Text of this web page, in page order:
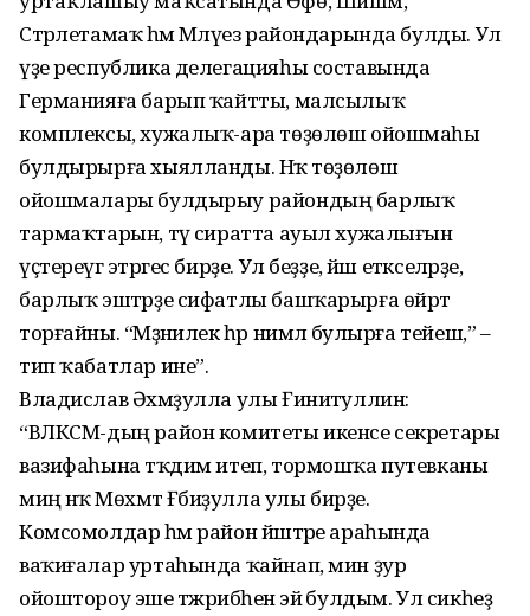
Стәрлетамаҡ һәм Мәләүез райондарында булды. Ул
үҙе республика делегацияһы составында
Германияға барып ҡайтты, малсылыҡ
комплексы, хужалыҡ-ара төҙөлөш ойошмаһы
булдырырға хыялланды. Нәҡ төҙөлөш
ойошмалары булдырыу райондың барлыҡ
тармаҡтарын, тәү сиратта ауыл хужалығын
үҫтереүгә этәргес бирҙе. Ул беҙҙе, йәш етәкселәрҙе,
барлыҡ эштәрҙе сифатлы башҡарырға өйрәтә
торғайны. “Мәҙәнилек һәр нимәлә булырға тейеш,” –
тип ҡабатлар ине”.
Владислав Әхмәҙулла улы Ғиниәтуллин:
“ВЛКСМ-дың район комитеты икенсе секретары
вазифаһына тәҡдим итеп, тормошҡа путевканы
миңә нәҡ Мөхәмәт Ғәбиҙулла улы бирҙе.
Комсомолдар һәм район йәштәре араһында
ваҡиғалар уртаһында ҡайнап, мин ҙур
ойоштороу эше тәжрибәһенә эйә булдым. Ул сикһеҙ